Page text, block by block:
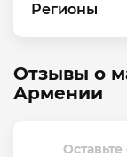
Регионы
Отзывы о
Армении